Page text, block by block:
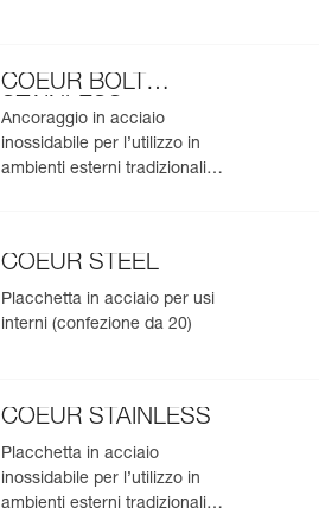
COEUR BOLT
STAINLESS
Ancoraggio in acciaio
inossidabile per l’utilizzo in
ambienti esterni tradizionali
COEUR STEEL
Placchetta in acciaio per usi
interni (confezione da 20)
COEUR STAINLESS
Placchetta in acciaio
inossidabile per l’utilizzo in
ambienti esterni tradizionali